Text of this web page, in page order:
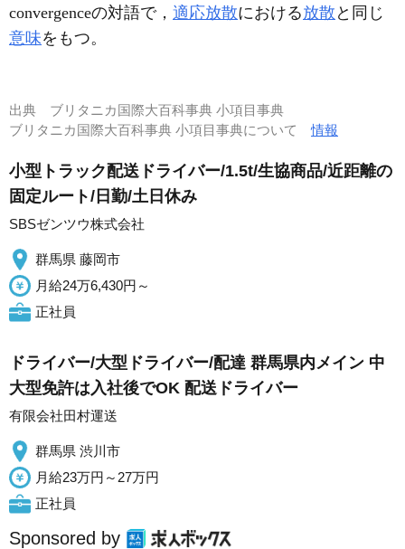
convergenceの対語で， 適応放散における放散 と同じ
意味をもつ。
出典 ブリタニカ国際大百科事典 小項目事典
ブリタニカ国際大百科事典 小項目事典について情報
小型トラック配送ドライバー/1.5t/生協商品/近距離の
固定ルート/日勤/土日休み
SBSゼンツウ株式会社
群馬県 藤岡市
月給24万6,430円～
正社員
ドライバー/大型ドライバー/配達 群馬県内メイン 中
大型免許は入社後でOK 配送ドライバー
有限会社田村運送
群馬県 渋川市
月給23万円～27万円
正社員
Sponsored by